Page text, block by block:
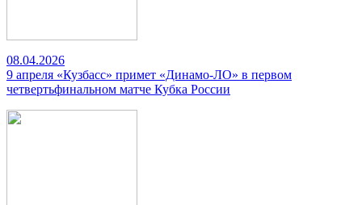
08.04.2026
9 апреля «Кузбасс» примет «Динамо-ЛО» в первом
четвертьфинальном матче Кубка России